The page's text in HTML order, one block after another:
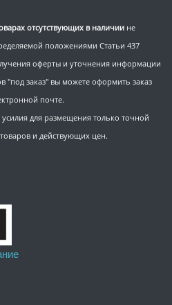
отсутствующих в наличии не
положениями Статьи 437
оферты и уточнения информации
"под заказ" вы можете оформить заказ
почте.
для размещения только точной
и действующих цен.